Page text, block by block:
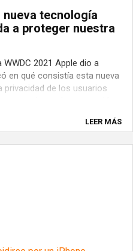
nueva tecnología
a proteger nuestra
2021 Apple dio a
en qué consistía esta nueva
privacidad de los usuarios
LEER MÁS